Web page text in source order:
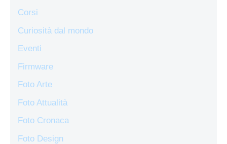
Corsi
Curiosità dal mondo
Eventi
Firmware
Foto Arte
Foto Attualità
Foto Cronaca
Foto Design